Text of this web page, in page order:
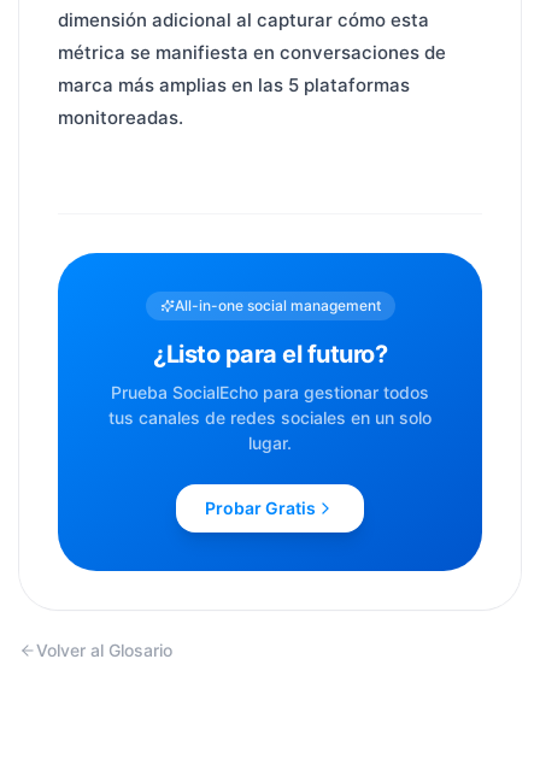
dimensión adicional al capturar cómo esta
métrica se manifiesta en conversaciones de
marca más amplias en las 5 plataformas
monitoreadas.
All-in-one social management
¿Listo para el futuro?
Prueba SocialEcho para gestionar todos
tus canales de redes sociales en un solo
lugar.
Probar Gratis
Volver al Glosario